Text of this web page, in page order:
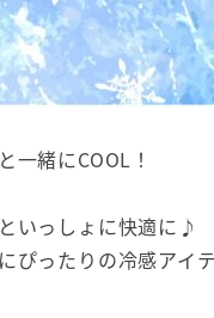
一緒にCOOL！
いっしょに快適に♪
ぴったりの冷感アイ